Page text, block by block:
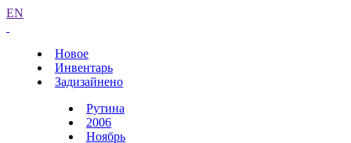
EN
Новое
Инвентарь
Задизайнено
Рутина
2006
Ноябрь